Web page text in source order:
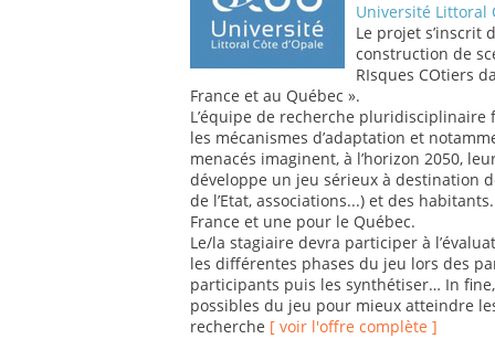
Université Littoral
Le projet s’inscrit
construction de
RIsques COtiers
France et au Québec ».
L’équipe de recherche
les mécanismes d’adaptation et
menacés imaginent, à l’horizon 2050,
développe un jeu sérieux à destination
de l’Etat, associations...) et des
France et une pour le Québec.
Le/la stagiaire devra participer à
les différentes phases du jeu lors des
participants puis les synthétiser… In
possibles du jeu pour mieux atteindre
recherche [ voir l'offre complète ]